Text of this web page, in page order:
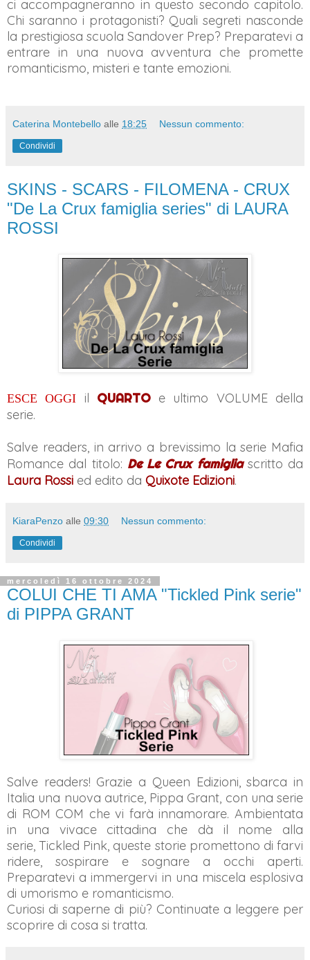
ci accompagneranno in questo secondo capitolo.
Chi saranno i protagonisti? Quali segreti nasconde
la prestigiosa scuola Sandover Prep? Preparatevi a
entrare in una nuova avventura che promette
romanticismo, misteri e tante emozioni.
Caterina Montebello alle 18:25 Nessun commento:
Condividi
SKINS - SCARS - FILOMENA - CRUX
"De La Crux famiglia series" di LAURA
ROSSI
ESCE OGGI il QUARTO e ultimo VOLUME della
serie.
Salve readers, in arrivo a brevissimo la serie Mafia
Romance dal titolo: De Le Crux famigliascritto da
Laura Rossi ed edito da Quixote Edizioni.
KiaraPenzo alle 09:30 Nessun commento:
Condividi
mercoledì 16 ottobre 2024
COLUI CHE TI AMA "Tickled Pink serie"
di PIPPA GRANT
Salve readers! Grazie a Queen Edizioni, sbarca in
Italia una nuova autrice, Pippa Grant, con una serie
di ROM COM che vi farà innamorare. Ambientata
in una vivace cittadina che dà il nome alla
serie, Tickled Pink, queste storie promettono di farvi
ridere, sospirare e sognare a occhi aperti.
Preparatevi a immergervi in ​​una miscela esplosiva
di umorismo e romanticismo.
Curiosi di saperne di più? Continuate a leggere per
scoprire di cosa si tratta.